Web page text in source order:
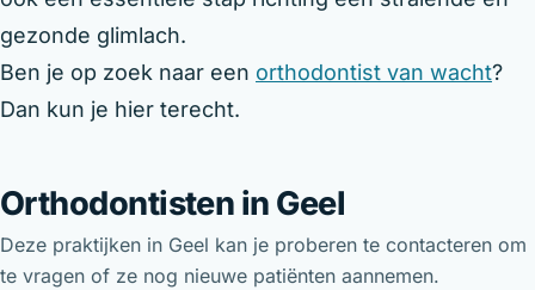
gezonde glimlach.
Ben je op zoek naar een orthodontist van wacht?
Dan kun je hier terecht.
Orthodontisten in Geel
Deze praktijken in Geel kan je proberen te contacteren om
te vragen of ze nog nieuwe patiënten aannemen.